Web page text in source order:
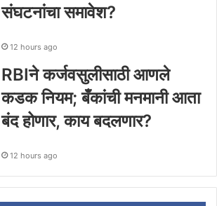
संघटनांचा समावेश?
12 hours ago
RBIने कर्जवसुलीसाठी आणले
कडक नियम; बँकांची मनमानी आता
बंद होणार, काय बदलणार?
12 hours ago